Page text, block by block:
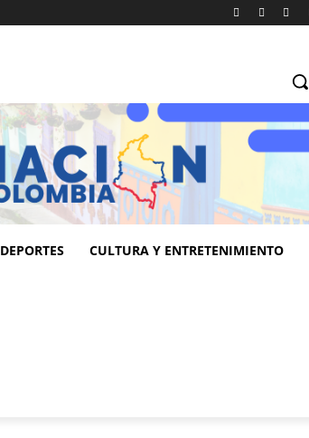
DEPORTES CULTURA Y ENTRETENIMIENTO